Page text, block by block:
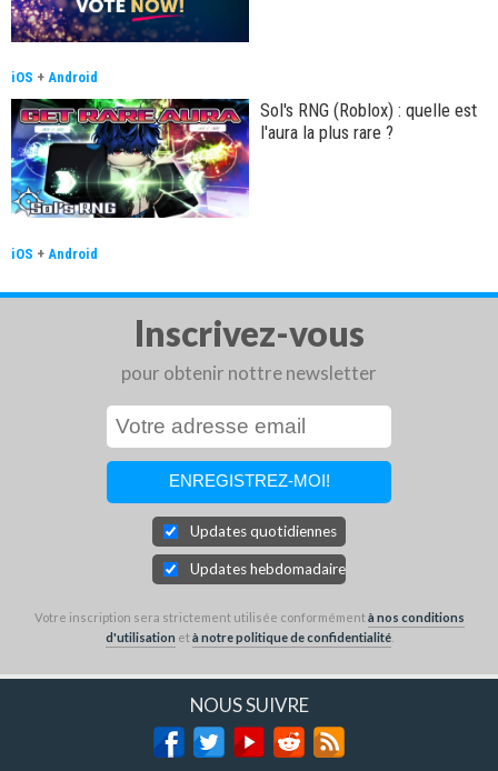
iOS + Android
Sol's RNG (Roblox) : quelle est
l'aura la plus rare ?
iOS + Android
Inscrivez-vous
pour obtenir nottre newsletter
Updates quotidiennes
Updates hebdomadaires
Votre inscription sera strictement utilisée conformémentà nos conditions
d'utilisation età notre politique de confidentialité.
NOUS SUIVRE